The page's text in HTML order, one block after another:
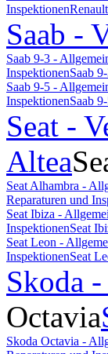
Inspektionen
Saab -
Saab 9-3 -
InspektionenSaab
Saab 9-5 -
InspektionenSaab
Seat -
Altea
Seat Alhambra -
Reparaturen und
Seat Ibiza -
InspektionenSeat
Seat Leon -
InspektionenSeat
Skoda
Octavia
Skoda Octavia -